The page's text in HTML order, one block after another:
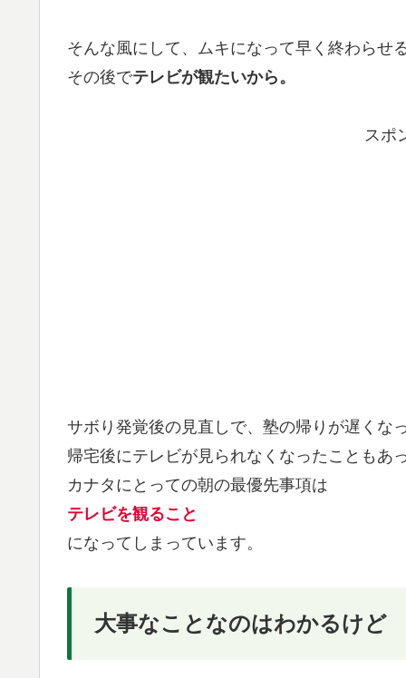
そんな風にして、ムキになって早く終わらせ
その後でテレビが観たいから。
スポ
サボり発覚後の見直しで、塾の帰りが遅くな
帰宅後にテレビが見られなくなったこともあっ
カナタにとっての朝の最優先事項は
テレビを観ること
になってしまっています。
大事なことなのはわかるけど